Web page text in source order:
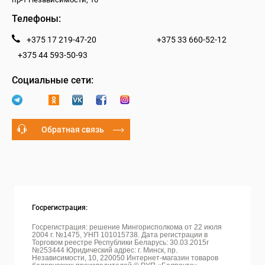
Телефоны:
+375 17 219-47-20
+375 33 660-52-12
+375 44 593-50-93
Социальные сети:
Обратная связь
Госрегистрация:
Госрегистрация: решение Мингорисполкома от 22 июля
2004 г. №1475, УНП 101015738. Дата регистрации в
Торговом реестре Республики Беларусь: 30.03.2015г
№253444 Юридический адрес: г. Минск, пр.
Независимости, 10, 220050 Интернет-магазин товаров